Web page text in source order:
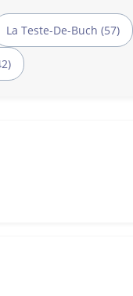
La Teste-De-Buch (57)